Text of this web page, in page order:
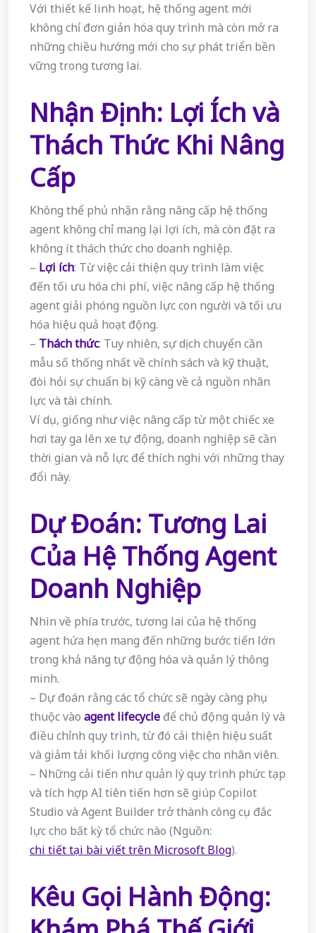
Với thiết kế linh hoạt, hệ thống agent mới
không chỉ đơn giản hóa quy trình mà còn mở ra
những chiều hướng mới cho sự phát triển bền
vững trong tương lai.
Nhận Định: Lợi Ích và
Thách Thức Khi Nâng
Cấp
Không thể phủ nhận rằng nâng cấp hệ thống
agent không chỉ mang lại lợi ích, mà còn đặt ra
không ít thách thức cho doanh nghiệp.
– Lợi ích: Từ việc cải thiện quy trình làm việc
đến tối ưu hóa chi phí, việc nâng cấp hệ thống
agent giải phóng nguồn lực con người và tối ưu
hóa hiệu quả hoạt động.
– Thách thức: Tuy nhiên, sự dịch chuyển cần
mẫu số thống nhất về chính sách và kỹ thuật,
đòi hỏi sự chuẩn bị kỹ càng về cả nguồn nhân
lực và tài chính.
Ví dụ, giống như việc nâng cấp từ một chiếc xe
hơi tay ga lên xe tự động, doanh nghiệp sẽ cần
thời gian và nỗ lực để thích nghi với những thay
đổi này.
Dự Đoán: Tương Lai
Của Hệ Thống Agent
Doanh Nghiệp
Nhìn về phía trước, tương lai của hệ thống
agent hứa hẹn mang đến những bước tiến lớn
trong khả năng tự động hóa và quản lý thông
minh.
– Dự đoán rằng các tổ chức sẽ ngày càng phụ
thuộc vào agent lifecycle để chủ động quản lý và
điều chỉnh quy trình, từ đó cải thiện hiệu suất
và giảm tải khối lượng công việc cho nhân viên.
– Những cải tiến như quản lý quy trình phức tạp
và tích hợp AI tiên tiến hơn sẽ giúp Copilot
Studio và Agent Builder trở thành công cụ đắc
lực cho bất kỳ tổ chức nào (Nguồn:
chi tiết tại bài viết trên Microsoft Blog).
Kêu Gọi Hành Động: